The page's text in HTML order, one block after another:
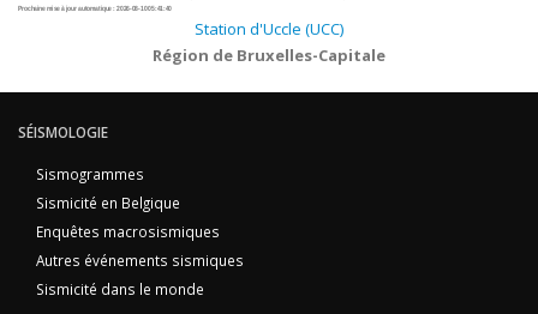
Prochaine mise à jour automatique :2026-08-10 05:41:40
Station d'Uccle (UCC)
Région de Bruxelles-Capitale
SÉISMOLOGIE
Sismogrammes
Sismicité en Belgique
Enquêtes macrosismiques
Autres événements sismiques
Sismicité dans le monde